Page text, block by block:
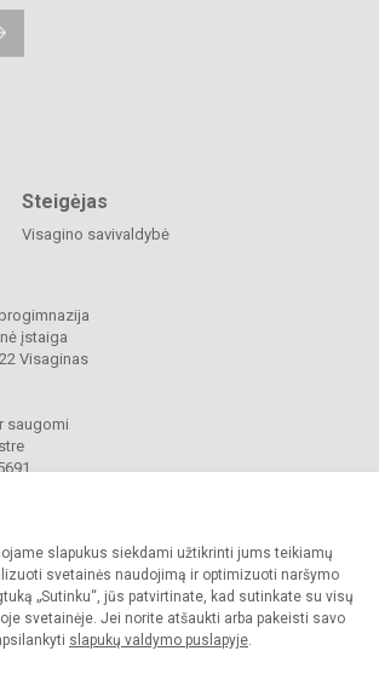
slapukus siekdami užtikrinti jums teikiamų
svetainės naudojimą ir optimizuoti naršymo
„Sutinku“, jūs patvirtinate, kad sutinkate su visų
svetainėje. Jei norite atšaukti arba pakeisti savo
slapukų valdymo puslapyje.
Steigėjas
Visagino savivaldybė
įstaiga
Visaginas
saugomi
Draugystės progimnazija. Visos teisės saugomos.
raštiško gimnazijos sutikimo griežtai draudžiama.
paraiška Slapukų valdymas
atnaujinti